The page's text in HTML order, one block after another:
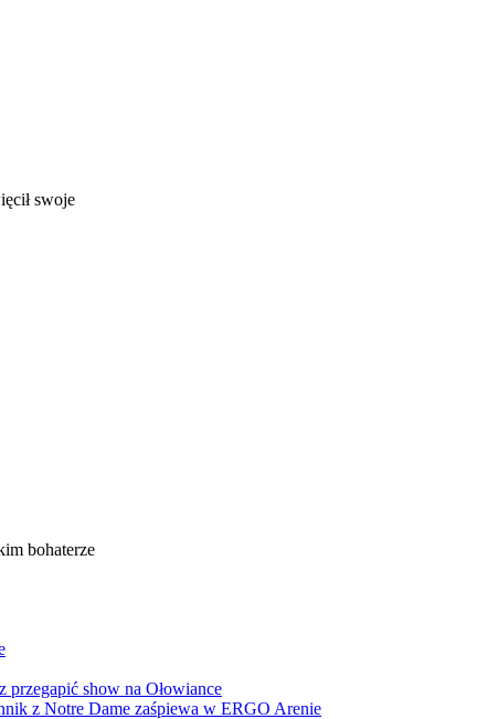
swoje
bohaterze
przegapić show na Ołowiance
z Notre Dame zaśpiewa w ERGO Arenie